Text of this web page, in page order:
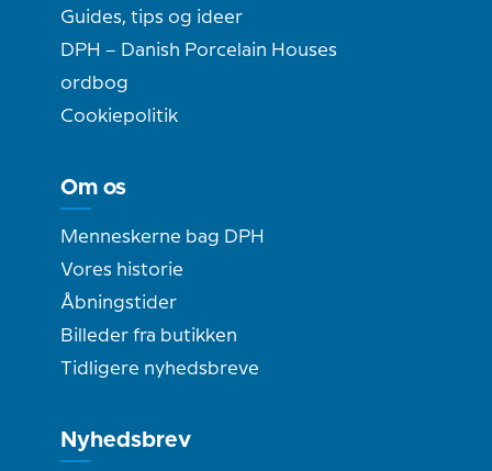
Guides, tips og ideer
DPH – Danish Porcelain Houses
ordbog
Cookiepolitik
Om os
Menneskerne bag DPH
Vores historie
Åbningstider
Billeder fra butikken
Tidligere nyhedsbreve
Nyhedsbrev